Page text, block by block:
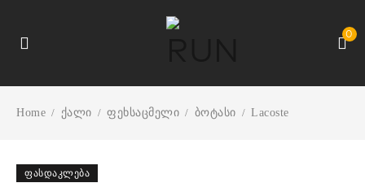
0
Home / ქალი / ფეხსაცმელი / ბოტასი / Lacoste
ᲤᲐᲡᲓᲐᲙᲚᲔᲑᲐ